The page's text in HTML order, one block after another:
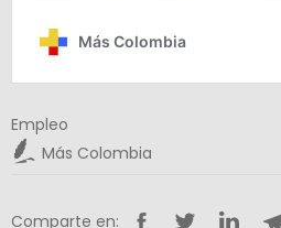
Empleo
Más Colombia
Comparte en: